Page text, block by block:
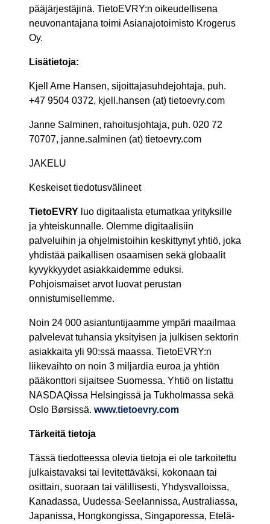
pääjärjestäjinä. TietoEVRY:n oikeudellisena
neuvonantajana toimi Asianajotoimisto Krogerus
Oy.
Lisätietoja:
Kjell Arne Hansen, sijoittajasuhdejohtaja, puh.
+47 9504 0372, kjell.hansen (at) tietoevry.com
Janne Salminen, rahoitusjohtaja, puh. 020 72
70707, janne.salminen (at) tietoevry.com
JAKELU
Keskeiset tiedotusvälineet
TietoEVRY luo digitaalista etumatkaa yrityksille
ja yhteiskunnalle. Olemme digitaalisiin
palveluihin ja ohjelmistoihin keskittynyt yhtiö, joka
yhdistää paikallisen osaamisen sekä globaalit
kyvykkyydet asiakkaidemme eduksi.
Pohjoismaiset arvot luovat perustan
onnistumisellemme.
Noin 24 000 asiantuntijaamme ympäri maailmaa
palvelevat tuhansia yksityisen ja julkisen sektorin
asiakkaita yli 90:ssä maassa. TietoEVRY:n
liikevaihto on noin 3 miljardia euroa ja yhtiön
pääkonttori sijaitsee Suomessa. Yhtiö on listattu
NASDAQissa Helsingissä ja Tukholmassa sekä
Oslo Børsissä. www.tietoevry.com
Tärkeitä tietoja
Tässä tiedotteessa olevia tietoja ei ole tarkoitettu
julkaistavaksi tai levitettäväksi, kokonaan tai
osittain, suoraan tai välillisesti, Yhdysvalloissa,
Kanadassa, Uudessa-Seelannissa, Australiassa,
Japanissa, Hongkongissa, Singaporessa, Etelä-